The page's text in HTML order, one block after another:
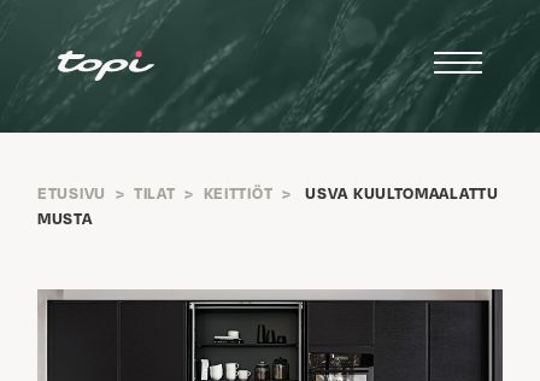
ETUSIVU > TILAT > KEITTIÖT >
USVA KUULTOMAALATTU
MUSTA